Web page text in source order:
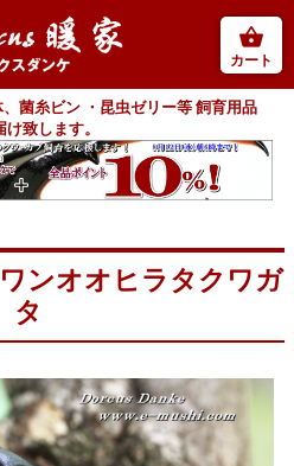
カート
菌糸ビン ・昆虫ゼリー等 飼育用品
致します。
ンオオヒラタクワガ
タ